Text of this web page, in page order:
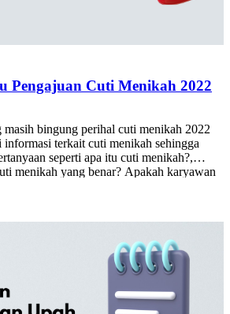
Ketentuan Terbaru Pengajuan Cuti Menikah 2022
bingung perihal cuti menikah 2022
terkait cuti menikah sehingga
seperti apa itu cuti menikah?,
menikah yang benar? Apakah karyawan
cuti menikah? Berapa banyak hari
mendapatkan hak cuti menikah?
baik […]